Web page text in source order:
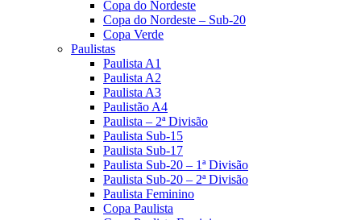
Copa do Nordeste
Copa do Nordeste – Sub-20
Copa Verde
Paulistas
Paulista A1
Paulista A2
Paulista A3
Paulistão A4
Paulista – 2ª Divisão
Paulista Sub-15
Paulista Sub-17
Paulista Sub-20 – 1ª Divisão
Paulista Sub-20 – 2ª Divisão
Paulista Feminino
Copa Paulista